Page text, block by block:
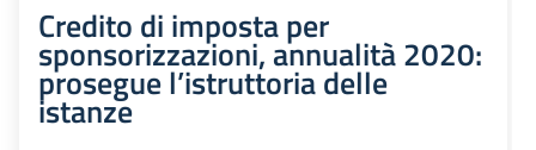
Credito di imposta per
sponsorizzazioni, annualità 2020:
prosegue l’istruttoria delle
istanze